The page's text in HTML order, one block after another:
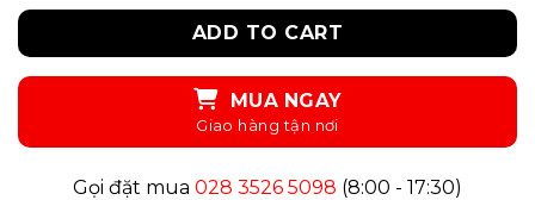
ADD TO CART
MUA NGAY
Gọi đặt mua 028 3526 5098 (8:00 - 17:30)